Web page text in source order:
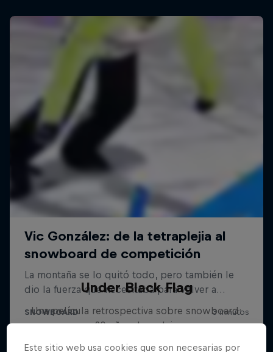
Under Black Flag
Una película retrospectiva sobre snowboard:
20 años de rodaje
SNOWBOARD
Este sitio web usa cookies que son necesarias por